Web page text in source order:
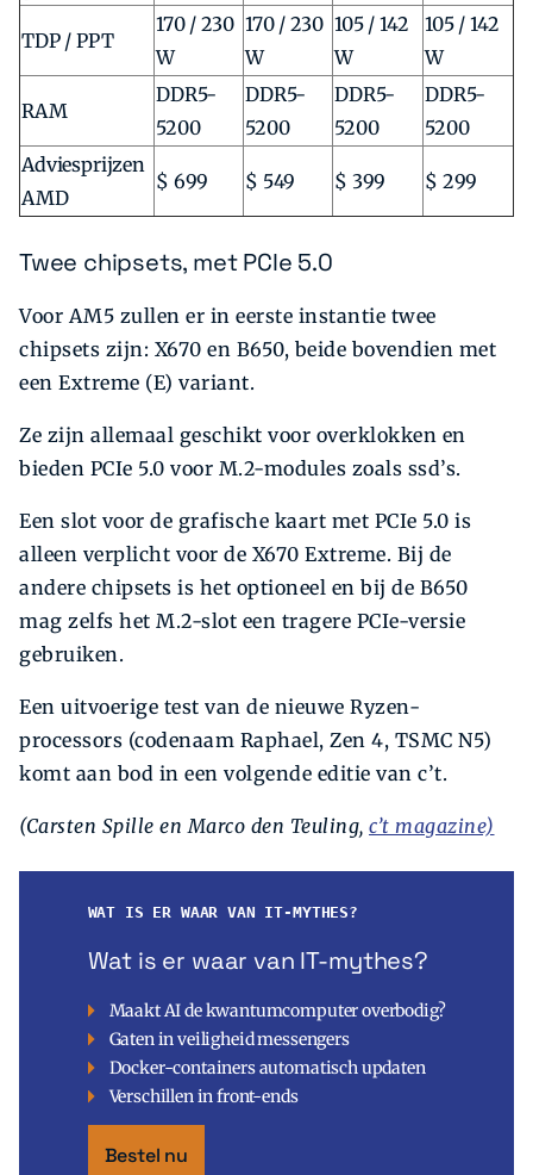
TDP / PPT
170 / 230
W
170 / 230
W
105 / 142
W
105 / 142
W
RAM
DDR5-
5200
DDR5-
5200
DDR5-
5200
DDR5-
5200
Adviesprijzen
AMD
$ 699 $ 549 $ 399 $ 299
Twee chipsets, met PCIe 5.0
Voor AM5 zullen er in eerste instantie twee
chipsets zijn: X670 en B650, beide bovendien met
een Extreme (E) variant.
Ze zijn allemaal geschikt voor overklokken en
bieden PCIe 5.0 voor M.2-modules zoals ssd’s.
Een slot voor de grafische kaart met PCIe 5.0 is
alleen verplicht voor de X670 Extreme. Bij de
andere chipsets is het optioneel en bij de B650
mag zelfs het M.2-slot een tragere PCIe-versie
gebruiken.
Een uitvoerige test van de nieuwe Ryzen-
processors (codenaam Raphael, Zen 4, TSMC N5)
komt aan bod in een volgende editie van c’t.
(Carsten Spille en Marco den Teuling, c’t magazine)
WAT IS ER WAAR VAN IT-MYTHES?
Wat is er waar van IT-mythes?
Maakt AI de kwantumcomputer overbodig?
Gaten in veiligheid messengers
Docker-containers automatisch updaten
Verschillen in front-ends
Bestel nu